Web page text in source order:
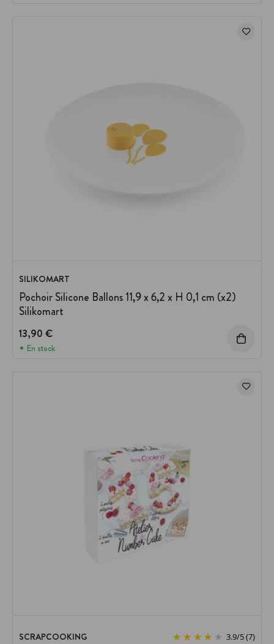
SILIKOMART
Pochoir Silicone Ballons 11,9 x 6,2 x H 0,1 cm (x2)
Silikomart
13,90 €
En stock
SCRAPCOOKING 3.9/5(7)